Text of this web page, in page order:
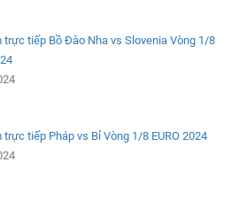
trực tiếp Bồ Đào Nha vs Slovenia Vòng 1/8
trực tiếp Pháp vs Bỉ Vòng 1/8 EURO 2024